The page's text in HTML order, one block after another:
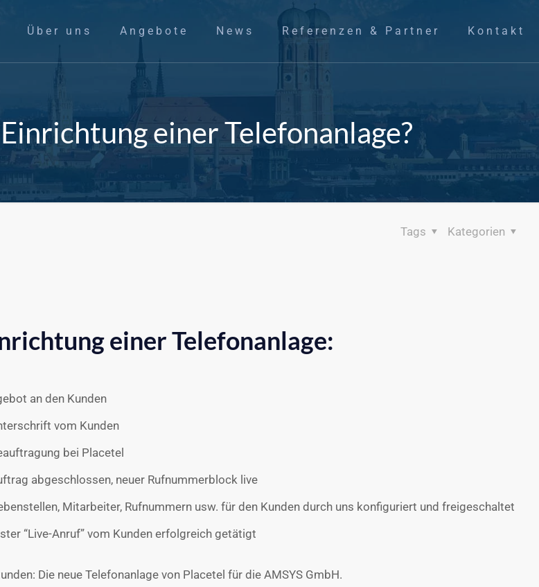
Über uns Angebote News Referenzen & Partner Kontakt
einer Telefonanlage?
Kategorien
Tags
einerTelefonanlage:
an den Kunden
vom Kunden
bei Placetel
abgeschlossen, neuer Rufnummerblock live
Mitarbeiter, Rufnummern usw. für den Kunden durch uns konfiguriert und freigeschaltet
“Live-Anruf” vom Kunden erfolgreich getätigt
Die neue Telefonanlage von Placetel für die AMSYS GmbH.